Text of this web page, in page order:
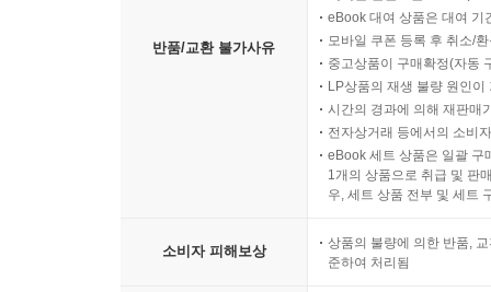
반품/교환 불가사유
eBook 대여 상품은 대여 기
모바일 쿠폰 등록 후 취소/
중고상품이 구매확정(자동
LP상품의 재생 불량 원인
시간의 경과에 의해 재판매
전자상거래 등에서의 소비
eBook 세트 상품은 일괄 구
1개의 상품으로 취급 및 판
우, 세트 상품 전부 및 세트
소비자 피해보상
상품의 불량에 의한 반품,
준하여 처리됨